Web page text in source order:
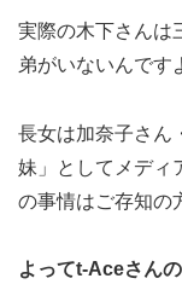
実際の木下さんは
弟がいないんです
長女は加奈子さん
妹」としてメディ
の事情はご存知の
よってt-Aceさん